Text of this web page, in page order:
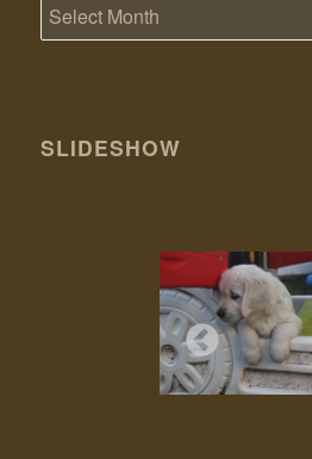
SLIDESHOW